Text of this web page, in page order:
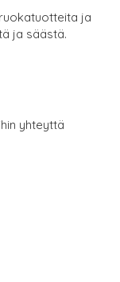
ja
ja säästä.
yhteyttä